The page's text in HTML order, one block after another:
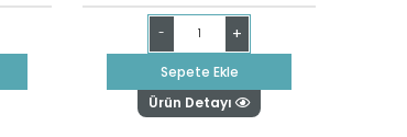
- +
Sepete Ekle
Ürün Detayı